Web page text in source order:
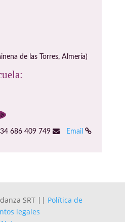
de las Torres, Almería)
686 409 749
Email
SRT || Política de
legales